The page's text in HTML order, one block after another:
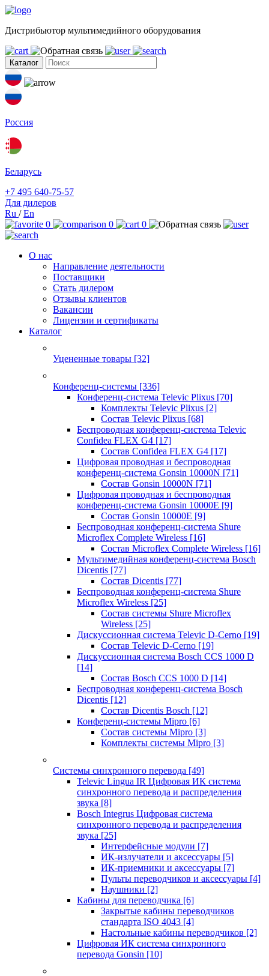
Дистрибьютор мультимедийного оборудования
Каталог
Россия
Беларусь
+7 495 640-75-57
Для дилеров
Ru /En
0
0 0
О нас
Направление деятельности
Поставщики
Стать дилером
Отзывы клиентов
Вакансии
Лицензии и сертификаты
Каталог
Уцененные товары [32]
Конференц-системы [336]
Конференц-система Televic Plixus [70]
Комплекты Televic Plixus [2]
Состав Televic Plixus [68]
Беспроводная конференц-система Televic
Confidea FLEX G4 [17]
Состав Confidea FLEX G4 [17]
Цифровая проводная и беспроводная
конференц-система Gonsin 10000N [71]
Состав Gonsin 10000N [71]
Цифровая проводная и беспроводная
конференц-система Gonsin 10000E [9]
Состав Gonsin 10000E [9]
Беспроводная конференц-система Shure
Microflex Complete Wireless [16]
Состав Microflex Complete Wireless [16]
Мультимедийная конференц-система Bosch
Dicentis [77]
Состав Dicentis [77]
Беспроводная конференц-система Shure
Microflex Wireless [25]
Состав системы Shure Microflex
Wireless [25]
Дискуссионная система Televic D-Cerno [19]
Состав Televic D-Cerno [19]
Дискуссионная система Bosch CCS 1000 D
[14]
Состав Bosch CCS 1000 D [14]
Беспроводная конференц-система Bosch
Dicentis [12]
Состав Dicentis Bosch [12]
Конференц-системы Mipro [6]
Состав системы Mipro [3]
Комплекты системы Mipro [3]
Системы синхронного перевода [49]
Televic Lingua IR Цифровая ИК система
синхронного перевода и распределения
звука [8]
Bosch Integrus Цифровая система
синхронного перевода и распределения
звука [25]
Интерфейсные модули [7]
ИК-излучатели и аксессуары [5]
ИК-приемники и аксессуары [7]
Пульты переводчиков и аксессуары [4]
Наушники [2]
Кабины для переводчика [6]
Закрытые кабины переводчиков
стандарта ISO 4043 [4]
Настольные кабины переводчиков [2]
Цифровая ИК система синхронного
перевода Gonsin [10]